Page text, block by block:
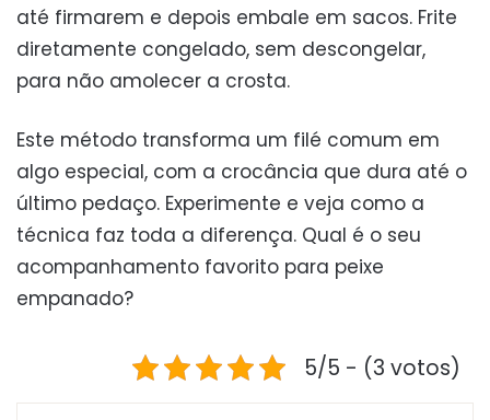
até firmarem e depois embale em sacos. Frite
diretamente congelado, sem descongelar,
para não amolecer a crosta.
Este método transforma um filé comum em
algo especial, com a crocância que dura até o
último pedaço. Experimente e veja como a
técnica faz toda a diferença. Qual é o seu
acompanhamento favorito para peixe
empanado?
5/5 - (3 votos)